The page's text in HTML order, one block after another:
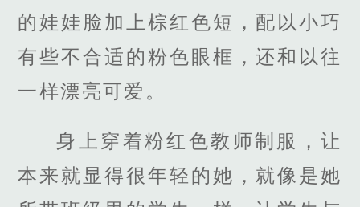
的娃娃脸加上棕红色短，配以小巧
有些不合适的粉色眼框，还和以往
一样漂亮可爱。
身上穿着粉红色教师制服，让
本来就显得很年轻的她，就像是她